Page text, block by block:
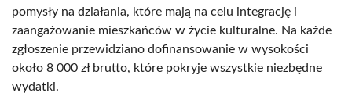
pomysły na działania, które mają na celu integrację i
zaangażowanie mieszkańców w życie kulturalne. Na każde
zgłoszenie przewidziano dofinansowanie w wysokości
około 8 000 zł brutto, które pokryje wszystkie niezbędne
wydatki.